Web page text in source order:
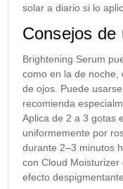
solar a diario si lo
Consejos de
Brightening Serum
como en la de noche,
de ojos. Puede
recomienda
Aplica de 2 a 3 gotas
uniformemente por
durante 2–3 minutos
con Cloud
efecto